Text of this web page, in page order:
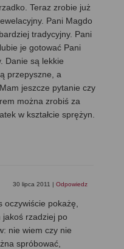
Teraz zrobie już
Pani Magdo
tradycyjny. Pani
je gotować Pani
Danie są lekkie
przepyszne, a
jeszcze pytanie czy
można zrobiś za
w kształcie sprężyn.
30 lipca 2011 | Odpowiedz
oczywiście pokażę,
rzadziej po
nie wiem czy nie
spróbować,